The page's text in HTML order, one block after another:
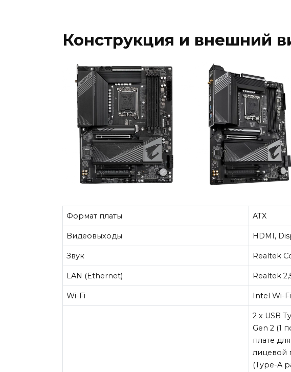
Конструкция и внешний
Формат платы ATX
Видеовыходы HDMI,
Звук Realtek
LAN (Ethernet) Realtek
Wi-Fi Intel Wi-
2 х USB
Gen 2 (1
плате
лицевой
(Type-A